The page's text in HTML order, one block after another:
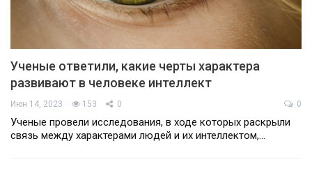
Ученые ответили, какие черты характера
развивают в человеке интеллект
Июн 14, 2023 153 0 0
Ученые провели исследования, в ходе которых раскрыли
связь между характерами людей и их интеллектом,…